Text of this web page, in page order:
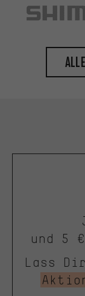
und 5
Lass